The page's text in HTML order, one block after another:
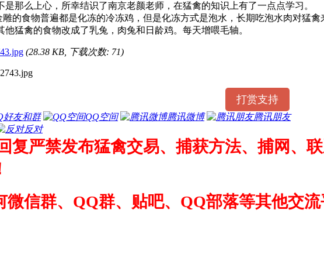
是那么上心，所幸结识了南京老颜老师，在猛禽的知识上有了一点点学习。
食物普遍都是化冻的冷冻鸡，但是化冻方式是泡水，长期吃泡水肉对猛
猛禽的食物改成了乳兔，肉兔和日龄鸡。每天增喂毛轴。
(28.38 KB, 下载次数: 71)
打赏支持
好友和群 QQ空间 腾讯微博
腾讯朋友
反对
复严禁发布猛禽交易、捕获方法、捕网、
微信群、QQ群、贴吧、QQ部落等其他交